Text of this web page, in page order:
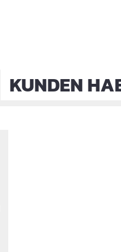
KUNDEN